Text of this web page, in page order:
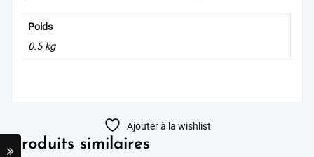
Poids
0.5 kg
Ajouter à la wishlist
Produits similaires